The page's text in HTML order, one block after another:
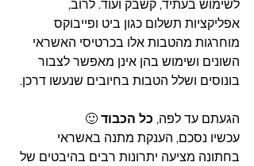
לשימוש בעתיד, קשבק ועוד. לרוב,
אפליקציות תשלום כגון ביט ופייבוקס
מוחרגות מהטבות אלו בכרטיסי האשראי
השונים ושימוש בהן אינן מאפשר לצבור
בונוסים ושלל הטבות בחיובים שנעשו דרכן.
הגעתם עד לפה, כל הכבוד 🙂
עכשיו נסכם, הענקת מתנה באשראי
בחתונה מציעה יתרונות רבים בהיבטים של